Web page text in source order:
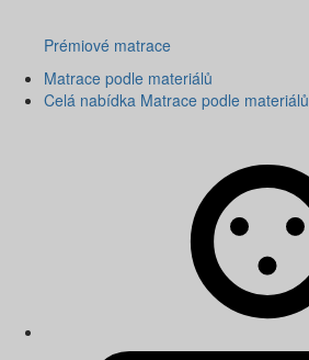
Prémiové matrace
Matrace podle materiálů
Celá nabídka Matrace podle materiálů